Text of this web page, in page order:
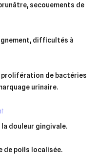
secouements de
difficultés à
prolifération de bactéries
urinaire.
douleur gingivale.
de poils localisée.